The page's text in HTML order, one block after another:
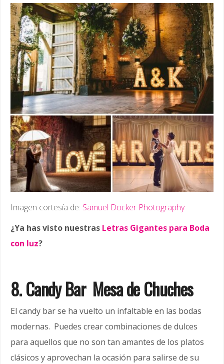
Imagen cortesía de: Samuel Docker Photography
¿Ya has visto nuestras Letras Gigantes para Boda
con luz?
8. Candy Bar Mesa de Chuches
El candy bar se ha vuelto un infaltable en las bodas
modernas. Puedes crear combinaciones de dulces
para aquellos que no son tan amantes de los platos
clásicos y aprovechan la ocasión para salirse de su